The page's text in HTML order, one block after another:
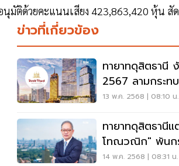
มัติด้วยคะแนนเสียง 423,863,420 หุ้น สั
ข่าวที่เกี่ยวข้อง
ทายาทดุสิตธานี
2567 ลามกระท
SP ห้ามซื้อขาย
13 พ.ค. 2568 | 08:10 น.
ทายาทดุสิตธานี
โทณวณิก" พ้นก
และลูก
14 พ.ค. 2568 | 08:31 น.